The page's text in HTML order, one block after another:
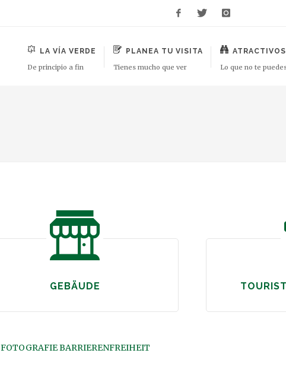
LA VÍA VERDE
De principio a fin
PLANEA TU VISITA
Tienes mucho que ver
ATRACTIVOS
Lo que no te
GEBÄUDE
FOTOGRAFIE BARRIERENFREIHEIT